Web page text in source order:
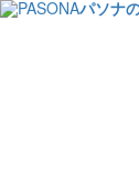
パソナ